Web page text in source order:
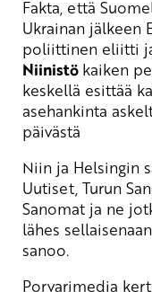
Fakta, että
Ukrainan jälkeen
poliittinen eliitti
Niinistö kaiken
keskellä esittää
asehankinta
päivästä
Niin ja Helsingin
Uutiset, Turun
Sanomat ja ne
lähes
sanoo.
Porvarimedia